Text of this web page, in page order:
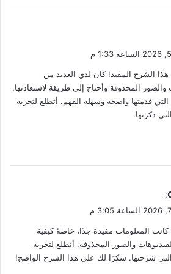
الشرح المفيد! كان لدي العديد من
والصور المحذوفة وأحتاج إلى طريقة لاستعادتها.
التي قدمتها واضحة وسهلة الفهم. أتطلع لتجربة
ذكرتها.
:
كانت المعلومات مفيدة جدًا، خاصةً كيفية
والصور المحذوفة. أتطلع لتجربة
شرحتها. شكرًا لك على هذا الشرح الواضح!